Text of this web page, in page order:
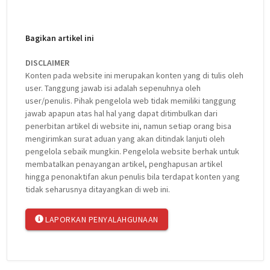
Bagikan artikel ini
DISCLAIMER
Konten pada website ini merupakan konten yang di tulis oleh
user. Tanggung jawab isi adalah sepenuhnya oleh
user/penulis. Pihak pengelola web tidak memiliki tanggung
jawab apapun atas hal hal yang dapat ditimbulkan dari
penerbitan artikel di website ini, namun setiap orang bisa
mengirimkan surat aduan yang akan ditindak lanjuti oleh
pengelola sebaik mungkin. Pengelola website berhak untuk
membatalkan penayangan artikel, penghapusan artikel
hingga penonaktifan akun penulis bila terdapat konten yang
tidak seharusnya ditayangkan di web ini.
LAPORKAN PENYALAHGUNAAN